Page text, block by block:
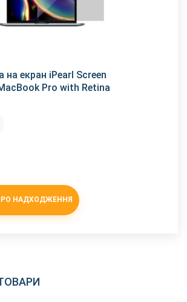
на екран iPearl Screen
Pro with Retina
НАДХОДЖЕННЯ